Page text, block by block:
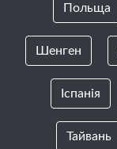
Польща
Шенген
Іспанія
Тайвань